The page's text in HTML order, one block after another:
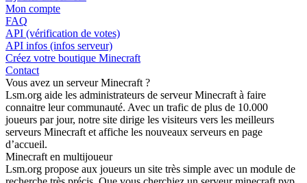
Mon compte
FAQ
API (vérification de votes)
API infos (infos serveur)
Créez votre boutique Minecraft
Contact
Vous avez un serveur Minecraft ?
Lsm.org aide les administrateurs de serveur Minecraft à faire
connaitre leur communauté. Avec un trafic de plus de 10.000
joueurs par jour, notre site dirige les visiteurs vers les meilleurs
serveurs Minecraft et affiche les nouveaux serveurs en page
d’accueil.
Minecraft en multijoueur
Lsm.org propose aux joueurs un site très simple avec un module de